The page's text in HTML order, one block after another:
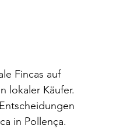
Fincas auf
lokaler Käufer.
in Pollença.